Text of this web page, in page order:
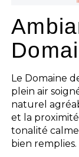
Le Domaine
plein air
naturel
et la
tonalité
bien